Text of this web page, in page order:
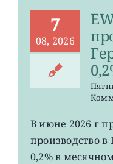
7
08, 2026
В июне 2026 г
производство
0,2% в